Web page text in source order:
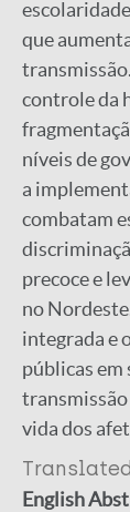
que
controle da
níveis de
a
combatam
precoce e
no
integrada e
públicas em
transmissão
vida dos
English